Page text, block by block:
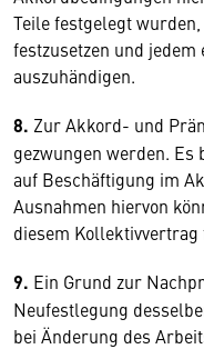
Teile festgelegt
festzusetzen und
auszuhändigen.
8. Zur Akkord- und
gezwungen werden. Es
auf Beschäftigung im
Ausnahmen hiervon
diesem
9. Ein Grund zur
Neufestlegung
bei Änderung des